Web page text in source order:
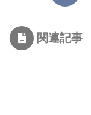
関連記事